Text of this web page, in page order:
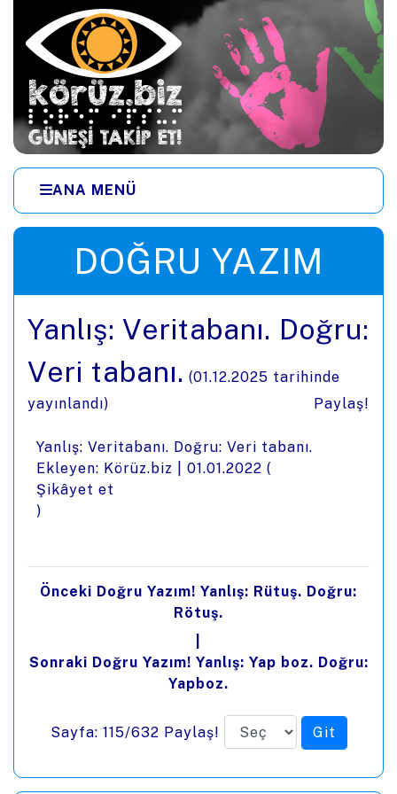
Ana içeriğe zıpla
ANA MENÜ
DOĞRU YAZIM
Yanlış: Veritabanı. Doğru:
Veri tabanı. (01.12.2025 tarihinde
yayınlandı)
Paylaş!
Yanlış: Veritabanı. Doğru: Veri tabanı.
Ekleyen: Körüz.biz | 01.01.2022 (
Şikâyet et
)
Önceki Doğru Yazım! Yanlış: Rütuş. Doğru:
Rötuş.
Sonraki Doğru Yazım! Yanlış: Yap boz. Doğru:
Yapboz.
Sayfa: 115/632 Paylaş!
Menüye zıpla